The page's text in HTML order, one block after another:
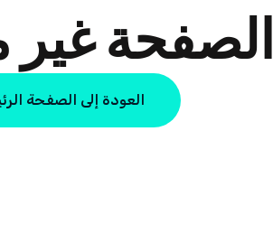
الصفحة غير
العودة إلى الصفحة